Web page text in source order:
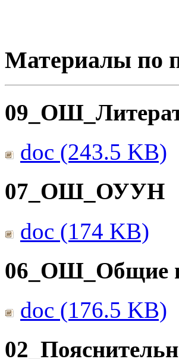
Материалы по
doc (243.5 KB)
07_ОШ_ОУУН
doc (174 KB)
06_ОШ_Общие
doc (176.5 KB)